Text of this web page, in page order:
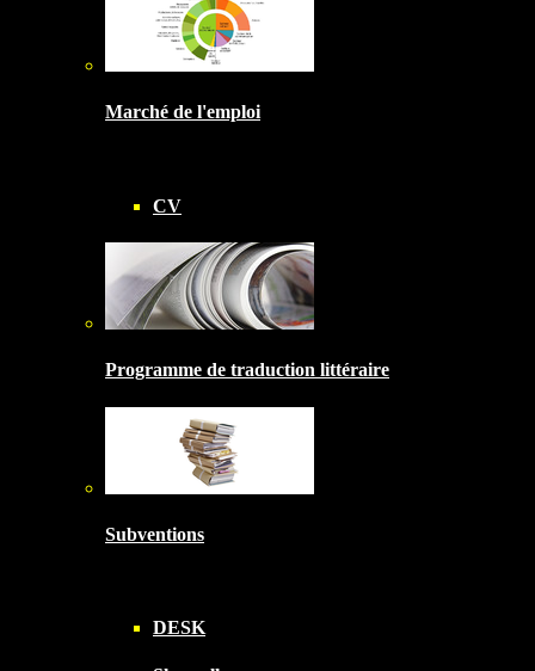
Marché de l'emploi
CV
Programme de traduction littéraire
Subventions
DESK